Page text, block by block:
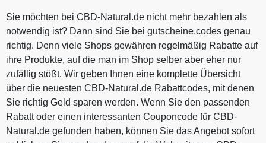
Sie möchten bei CBD-Natural.de nicht mehr bezahlen als
notwendig ist? Dann sind Sie bei gutscheine.codes genau
richtig. Denn viele Shops gewähren regelmäßig Rabatte auf
ihre Produkte, auf die man im Shop selber aber eher nur
zufällig stößt. Wir geben Ihnen eine komplette Übersicht
über die neuesten CBD-Natural.de Rabattcodes, mit denen
Sie richtig Geld sparen werden. Wenn Sie den passenden
Rabatt oder einen interessanten Couponcode für CBD-
Natural.de gefunden haben, können Sie das Angebot sofort